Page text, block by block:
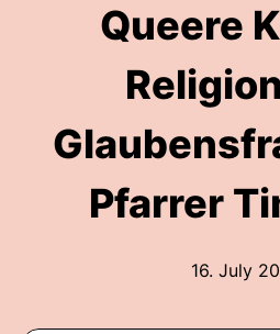
Queere
Pfarrer
16. July